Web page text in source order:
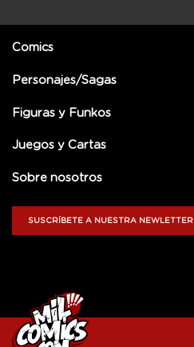
Comics
Personajes/Sagas
Figuras y Funkos
Juegos y Cartas
Sobre nosotros
SUSCRÍBETE A NUESTRA NEWLETTER